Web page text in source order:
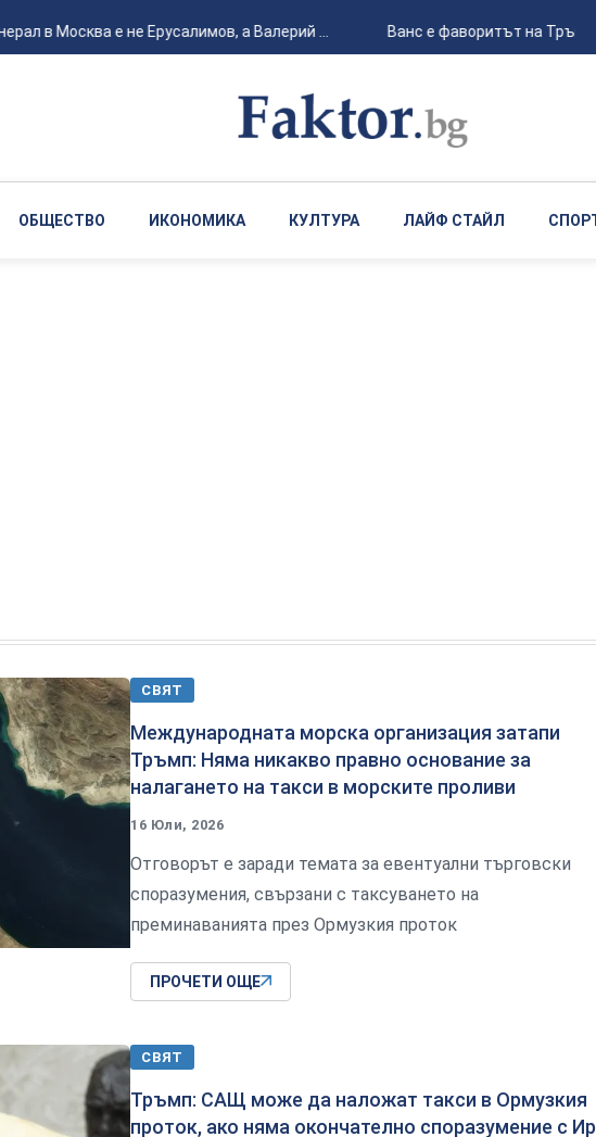
в Москва е не Ерусалимов, а Валерий ... Ванс е фаворитът на Тръмп
ОБЩЕСТВО ИКОНОМИКА КУЛТУРА ЛАЙФ СТАЙЛ
СВЯТ
Международната морска организация затапи
Тръмп: Няма никакво правно основание за
налагането на такси в морските проливи
16 Юли, 2026
Отговорът е заради темата за евентуални търговски
споразумения, свързани с таксуването на
преминаванията през Ормузкия проток
ПРОЧЕТИ ОЩЕ
СВЯТ
Тръмп: САЩ може да наложат такси в Ормузкия
проток, ако няма окончателно споразумение с